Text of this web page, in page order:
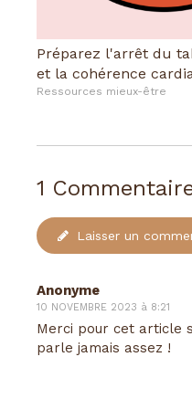
Préparez l'arrêt du
et la cohérence
Ressources mieux-être
1
Laisser un
Anonyme
10 NOVEMBRE 2023 à 8:21
Merci pour cet article
parle jamais assez !